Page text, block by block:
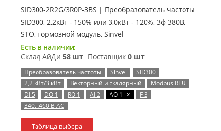
SID300-2R2G/3R0P-3BS | Преобразователь частоты
SID300, 2,2кВт - 150% или 3,0кВт - 120%, 3ф 380В,
STO, тормозной модуль, Sinvel
Есть в наличии:
Склад АйДи 58 шт Поставщик 0 шт
Преобразователь частоты Sinvel
SID300
2,2 кВт/3 кВт
Векторный и скалярный
Modbus RTU
DI 5
DO 1 RO 1 AI 2 AO 1 x
F 3
340…460 В AC
Таблица выбора